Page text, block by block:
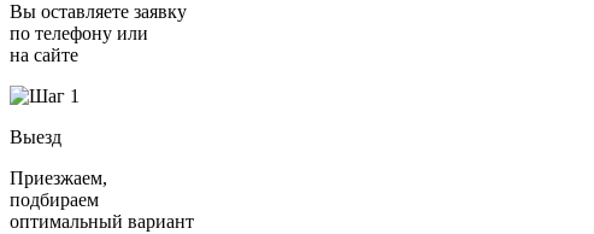
Вы оставляете заявку
по телефону или
на сайте
Выезд
Приезжаем,
подбираем
оптимальный вариант